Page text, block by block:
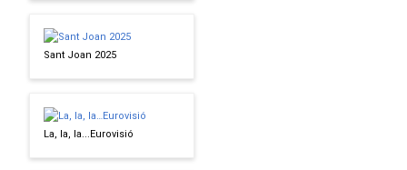
Sant Joan 2025
La, la, la...Eurovisió